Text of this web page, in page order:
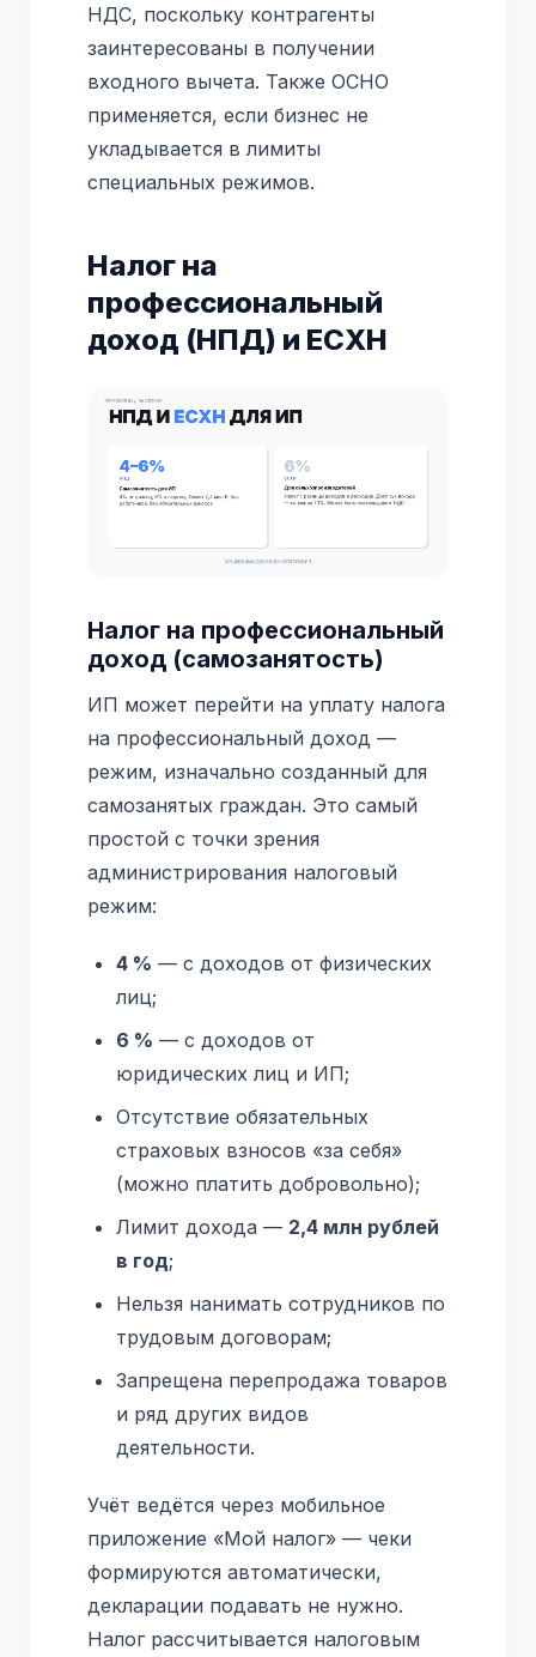
НДС, поскольку контрагенты
заинтересованы в получении
входного вычета. Также ОСНО
применяется, если бизнес не
укладывается в лимиты
специальных режимов.
Налог на
профессиональный
доход (НПД) и ЕСХН
Налог на профессиональный
доход (самозанятость)
ИП может перейти на уплату налога
на профессиональный доход —
режим, изначально созданный для
самозанятых граждан. Это самый
простой с точки зрения
администрирования налоговый
режим:
4 % — с доходов от физических
лиц;
6 % — с доходов от
юридических лиц и ИП;
Отсутствие обязательных
страховых взносов «за себя»
(можно платить добровольно);
Лимит дохода — 2,4 млн рублей
в год;
Нельзя нанимать сотрудников по
трудовым договорам;
Запрещена перепродажа товаров
и ряд других видов
деятельности.
Учёт ведётся через мобильное
приложение «Мой налог» — чеки
формируются автоматически,
декларации подавать не нужно.
Налог рассчитывается налоговым